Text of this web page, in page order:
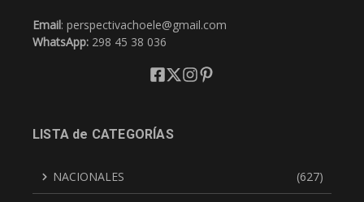
Email: perspectivachoele@gmail.com
WhatsApp: 298 45 38 036
LISTA de CATEGORÍAS
NACIONALES (627)